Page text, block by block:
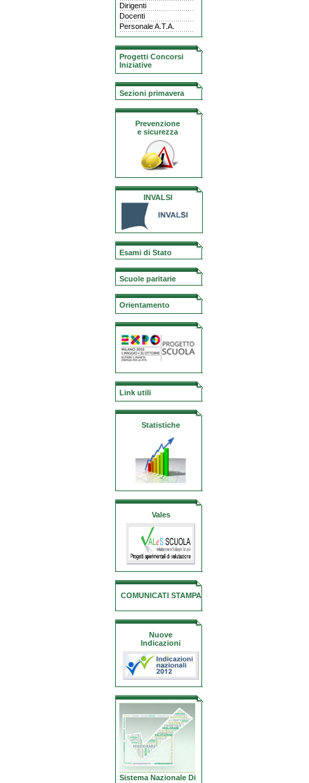
Dirigenti
Docenti
Personale A.T.A.
Progetti Concorsi
Iniziative
Sezioni primavera
Prevenzione
e sicurezza
INVALSI
Esami di Stato
Scuole paritarie
Orientamento
Link utili
Statistiche
Vales
COMUNICATI STAMPA
Nuove
Indicazioni
Sistema Nazionale Di